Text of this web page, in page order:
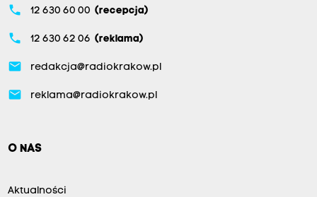
phone 12 630 60 00 (recepcja)
phone 12 630 62 06 (reklama)
email redakcja@radiokrakow.pl
email reklama@radiokrakow.pl
O NAS
Aktualności